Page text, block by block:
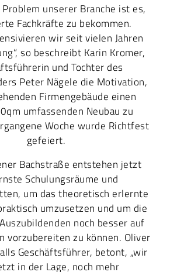
unserer Branche ist es,
Fachkräfte zu bekommen.
wir seit vielen Jahren
so beschreibt Karin Kromer,
und Tochter des
Peter Nägele die Motivation,
Firmengebäude einen
umfassenden Neubau zu
Woche wurde Richtfest
gefeiert.
Bachstraße entstehen jetzt
Schulungsräume und
um das theoretisch erlernte
umzusetzen und um die
noch besser auf
vorzubereiten zu können. Oliver
Geschäftsführer, betont, „wir
in der Lage, noch mehr